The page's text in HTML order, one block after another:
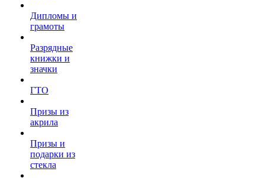
Дипломы и
грамоты
Разрядные
книжки и
значки
ГТО
Призы из
акрила
Призы и
подарки из
стекла